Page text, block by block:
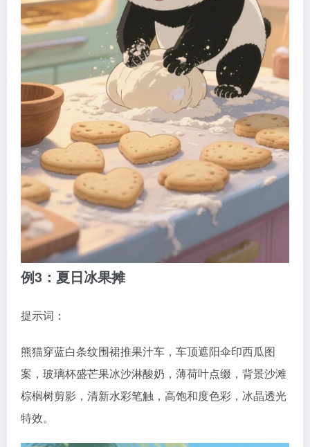
例3：夏日冰果摊
提示词：
熊猫穿蓝白条纹围裙推果汁车，车顶遮阳伞印西瓜图
案，玻璃杯盛芒果冰沙淋酸奶，薄荷叶点缀，背景沙滩
棕榈树剪影，清新水彩笔触，高饱和度色彩，冰晶透光
特效。